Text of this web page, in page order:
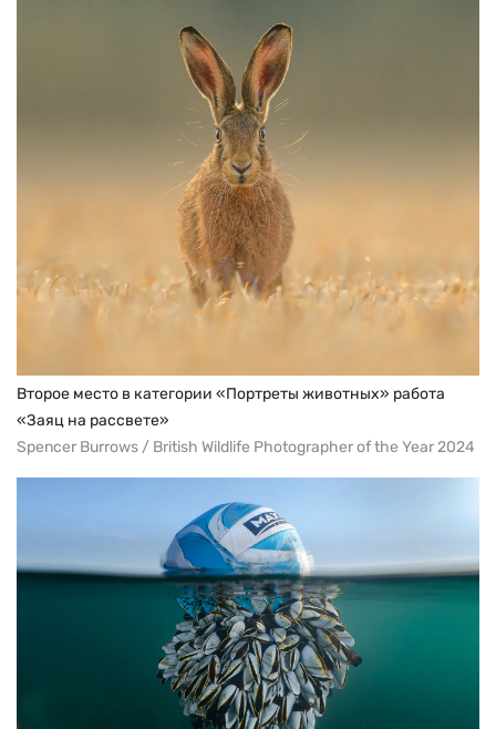
Второе место в категории «Портреты животных» работа
«Заяц на рассвете»
Spencer Burrows / British Wildlife Photographer of the Year 2024